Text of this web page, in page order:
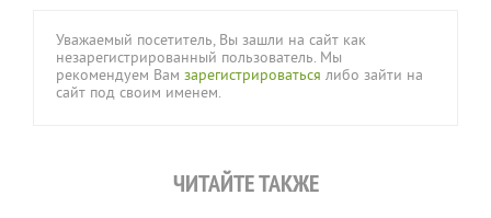
Уважаемый посетитель, Вы зашли на сайт как
незарегистрированный пользователь. Мы
рекомендуем Вам зарегистрироваться либо зайти на
сайт под своим именем.
ЧИТАЙТЕ ТАКЖЕ